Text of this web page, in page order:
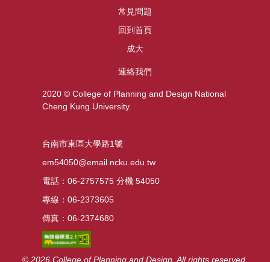
常見問題
回到首頁
成大
連絡我們
2020 © College of Planning and Design National
Cheng Kung University.
台南市東區大學路1號
em54050@email.ncku.edu.tw
電話：06-2757575 分機 54050
專線：06-2373605
傳真：06-2374680
© 2026 College of Planning and Design. All rights reserved.